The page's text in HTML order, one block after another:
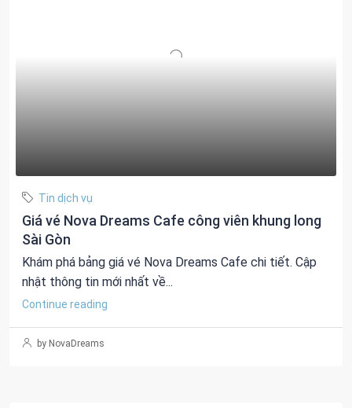
Tin dịch vụ
Giá vé Nova Dreams Cafe công viên khung long
Sài Gòn
Khám phá bảng giá vé Nova Dreams Cafe chi tiết. Cập
nhật thông tin mới nhất về...
Continue reading
by NovaDreams